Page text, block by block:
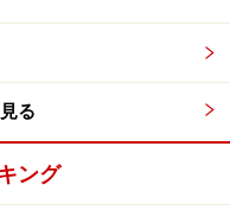
おしゃれなぽち袋の折
やチラシで簡単便利な
る
ング